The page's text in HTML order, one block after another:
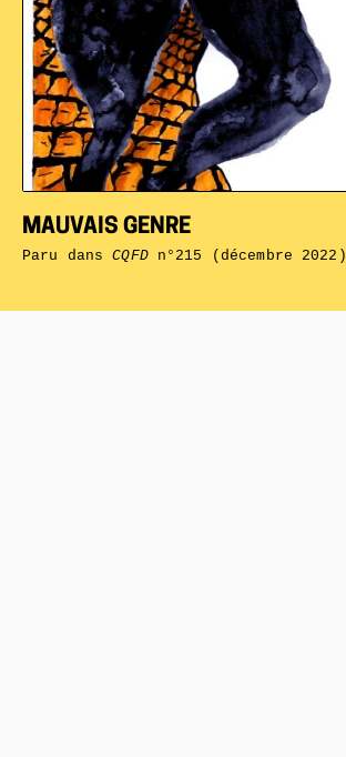
MAUVAIS GENRE
Paru dansCQFDn°215 (décembre 2022)